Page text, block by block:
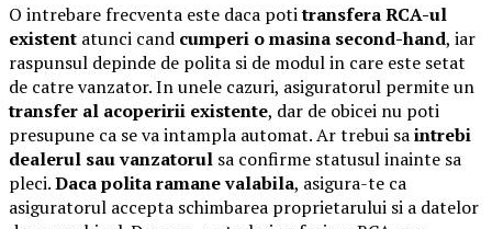
O intrebare frecventa este daca potitransfera RCA-ul
existent atunci cand cumperi o masina second-hand, iar
raspunsul depinde de polita si de modul in care este setat
de catre vanzator. In unele cazuri, asiguratorul permite un
transfer al acoperirii existente, dar de obicei nu poti
presupune ca se va intampla automat. Ar trebui saintrebi
dealerul sau vanzatorul sa confirme statusul inainte sa
pleci.Daca polita ramane valabila, asigura-te ca
asiguratorul accepta schimbarea proprietarului si a datelor